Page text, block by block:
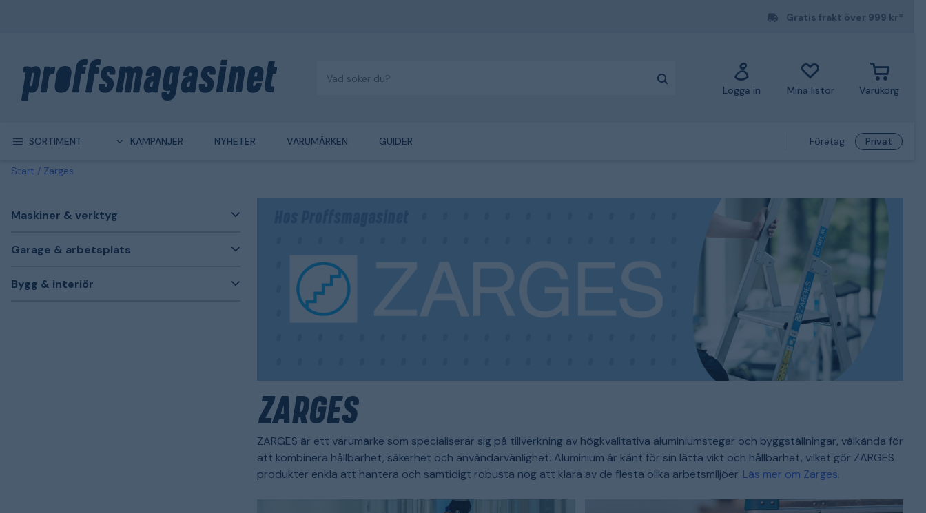
Gratis frakt över 999 kr*
Logga in Mina listor Varukorg
SORTIMENT KAMPANJER NYHETER VARUMÄRKEN GUIDER Företag Privat
Start Zarges
Maskiner & verktyg
Garage & arbetsplats
Bygg & interiör
ZARGES
ZARGES är ett varumärke som specialiserar sig på tillverkning av högkvalitativa aluminiumstegar och byggställningar, välkända för
att kombinera hållbarhet, säkerhet och användarvänlighet. Aluminium är känt för sin lätta vikt och hållbarhet, vilket gör ZARGES
produkter enkla att hantera och samtidigt robusta nog att klara av de flesta olika arbetsmiljöer. Läs mer om Zarges.